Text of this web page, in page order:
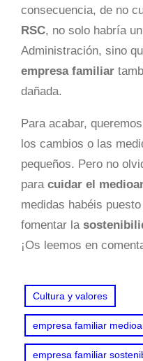
consecuencia, de no
RSC, no solo habría
Administración, sino
empresa familiar
dañada.
Para acabar,
los cambios o las
pequeños. Pero no
para cuidar el
medidas habéis
fomentar la
¡Os leemos en
Cultura y valores
empresa familiar
empresa familiar